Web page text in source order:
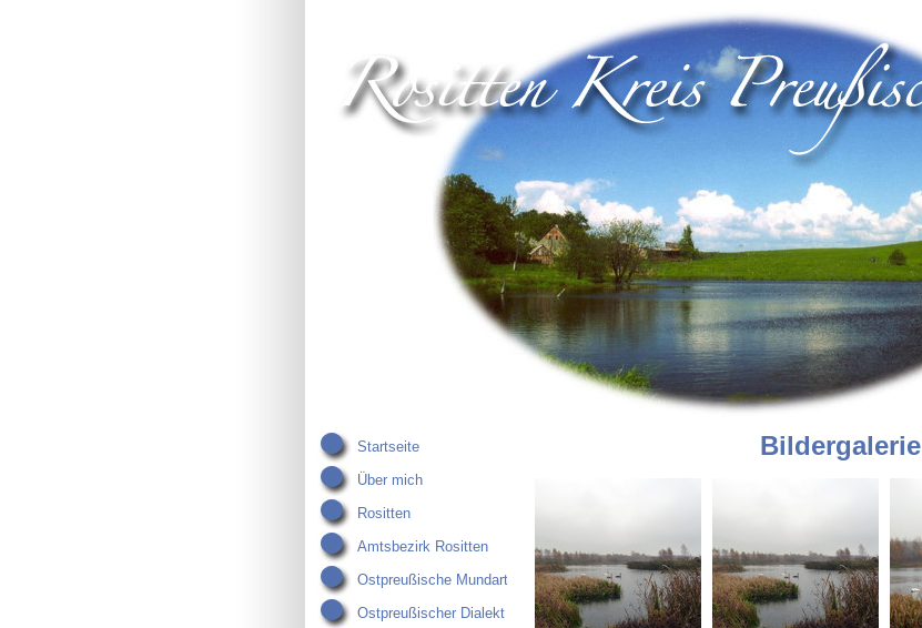
Startseite
Über mich
Rositten
Amtsbezirk Rositten
Ostpreußische Mundart
Ostpreußischer Dialekt
Bildergalerie